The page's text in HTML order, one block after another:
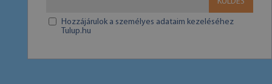
Hozzájárulok a személyes adataim kezeléséhez
Tulup.hu